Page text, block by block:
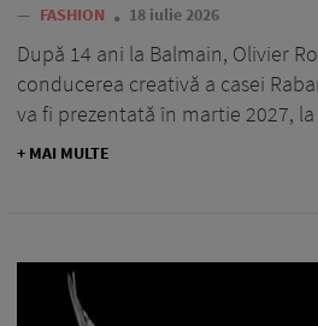
— FASHION 18 iulie 2026
După 14 ani la Balmain, Olivier
conducerea creativă a casei
va fi prezentată în martie 2027, la
+ MAI MULTE